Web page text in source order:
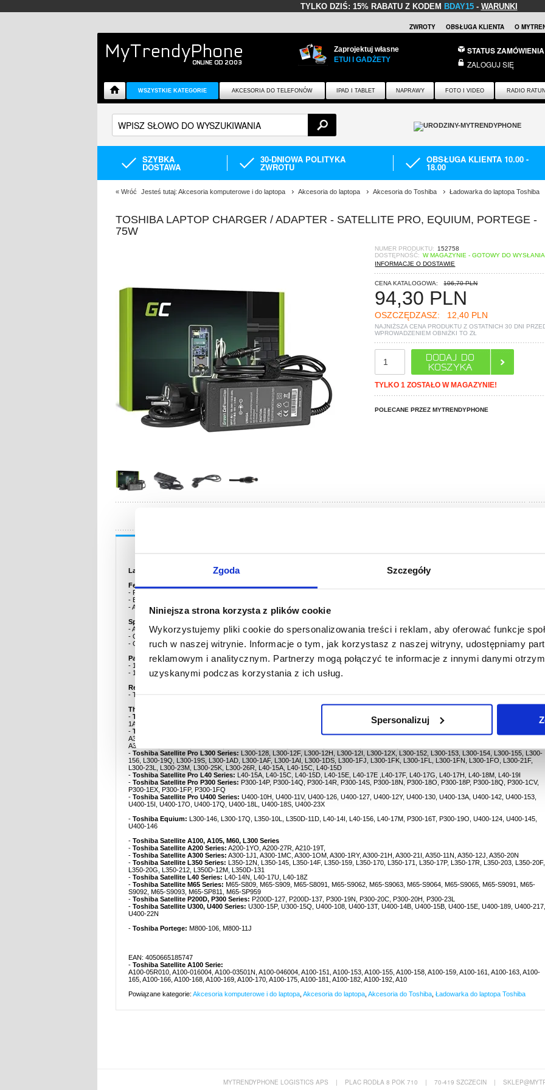
Zgoda Szczegóły
Niniejsza strona korzysta z plików cookie
Wykorzystujemy pliki cookie do spersonalizowania treści i reklam, aby oferować funkcje
ruch w naszej witrynie. Informacje o tym, jak korzystasz z naszej witryny, udostępniamy
reklamowym i analitycznym. Partnerzy mogą połączyć te informacje z innymi danymi
uzyskanymi podczas korzystania z ich usług.
Spersonalizuj
TYLKO DZIŚ: 15% RABATU Z KODEM BDAY15- WARUNKI
ZWROTY OBSŁUGA KLIENTA O
Zaprojektuj własne
ETUI I GADŻETY
STATUS ZAMÓWIENIA
ZALOGUJ SIĘ
WSZYSTKIE KATEGORIE AKCESORIA DO TELEFONÓW IPAD I TABLET NAPRAWY FOTO I VIDEO RADIO
SZYBKA
DOSTAWA
30-DNIOWA POLITYKA
ZWROTU
OBSŁUGA KLIENTA 10.00 -
18.00
« Wróć Jesteś tutaj: Akcesoria komputerowe i do laptopa Akcesoria do laptopa Akcesoria do Toshiba Ładowarka do laptopa Toshiba
TOSHIBA LAPTOP CHARGER / ADAPTER - SATELLITE PRO, EQUIUM, PORTEGE -
75W
NUMER PRODUKTU:
152758
DOSTĘPNOŚĆ: W MAGAZYNIE - GOTOWY DO WYSŁANIA
INFORMACJE O DOSTAWIE
CENA KATALOGOWA: 106,70 PLN
94,30 PLN
OSZCZĘDZASZ: 12,40 PLN
NAJNIŻSZA CENA PRODUKTU Z OSTATNICH 30 DNI
WPROWADZENIEM OBNIŻKI TOZŁ
TYLKO 1 ZOSTAŁO W MAGAZYNIE!
POLECANE PRZEZ MYTRENDYPHONE
Laptop Charger / Adapter for Toshiba Satellite Pro, Equium, Portege - 75W
Features:
- Power adapter for your Toshiba laptop
- Built-in surge protection to keep your devices safe
- Automatic switch to maintenance mode when the battery is fully charged
Specifications:
- AC Input: 100-240V AC
- Output: 75W, 19V
- Cable lenght: 110cm
Package includes:
- 1 x AC adapter / laptop charger
- 1 x Power cable
Replaces the following power supply types:
- Toshiba PA3468E-1AC3
This product is compatible with:
- Toshiba Satellite Pro A200 Series:
A200-1X1, A200-1X2, A200-1YK, A200SE-1X6, A200SE-1X8, A210-16V, A210-16W, A210-18M, A210-
1AZ, A210-1B1, A210-1B3, A210-1C7
- Toshiba Satellite Pro A300 Series:
A300-1EA, A300-1FZ, A300-1G0, A300-1LW, A300-1NG, A300-1NH, A300-1O9, A300-1OP, A300-1OQ, A300-1PW, A300-1RR, A300-1RS,
A300-1SX, A300-229, A300-22C, A300-22E, A300-249, A300D-131, A300D-132, A300D-13E, A300D-13S
- Toshiba Satellite Pro L300 Series: L300-128, L300-12F, L300-12H, L300-12I, L300-12X, L300-152, L300-153, L300-154, L300-155, L300-
156, L300-19Q, L300-19S, L300-1AD, L300-1AF, L300-1AI, L300-1DS, L300-1FJ, L300-1FK, L300-1FL, L300-1FN, L300-1FO, L300-21F,
L300-23L, L300-23M, L300-25K, L300-26R, L40-15A, L40-15C, L40-15D
- Toshiba Satellite Pro L40 Series: L40-15A, L40-15C, L40-15D, L40-15E, L40-17E ,L40-17F, L40-17G, L40-17H, L40-18M, L40-19I
- Toshiba Satellite Pro P300 Series: P300-14P, P300-14Q, P300-14R, P300-14S, P300-18N, P300-18O, P300-18P, P300-18Q, P300-1CV,
P300-1EX, P300-1FP, P300-1FQ
- Toshiba Satellite Pro U400 Series: U400-10H, U400-11V, U400-126, U400-127, U400-12Y, U400-130, U400-13A, U400-142, U400-153,
U400-15I, U400-17O, U400-17Q, U400-18L, U400-18S, U400-23X
- Toshiba Equium: L300-146, L300-17Q, L350-10L, L350D-11D, L40-14I, L40-156, L40-17M, P300-16T, P300-19O, U400-124, U400-145,
U400-146
- Toshiba Satellite A100, A105, M60, L300 Series
- Toshiba Satellite A200 Series: A200-1YO, A200-27R, A210-19T,
- Toshiba Satellite A300 Series: A300-1J1, A300-1MC, A300-1OM, A300-1RY, A300-21H, A300-21I, A350-11N, A350-12J, A350-20N
- Toshiba Satellite L350 Series: L350-12N, L350-145, L350-14F, L350-159, L350-170, L350-171, L350-17P, L350-17R, L350-203, L350-20F,
L350-20G, L350-212, L350D-12M, L350D-131
- Toshiba Satellite L40 Series: L40-14N, L40-17U, L40-18Z
- Toshiba Satellite M65 Series: M65-S809, M65-S909, M65-S8091, M65-S9062, M65-S9063, M65-S9064, M65-S9065, M65-S9091, M65-
S9092, M65-S9093, M65-SP811, M65-SP959
- Toshiba Satellite P200D, P300 Series: P200D-127, P200D-137, P300-19N, P300-20C, P300-20H, P300-23L
- Toshiba Satellite U300, U400 Series: U300-15P, U300-15Q, U400-108, U400-13T, U400-14B, U400-15B, U400-15E, U400-189, U400-217,
U400-22N
- Toshiba Portege: M800-106, M800-11J
EAN: 4050665185747
- Toshiba Satellite A100 Serie:
A100-05R010, A100-016004, A100-03501N, A100-046004, A100-151, A100-153, A100-155, A100-158, A100-159, A100-161, A100-163, A100-
165, A100-166, A100-168, A100-169, A100-170, A100-175, A100-181, A100-182, A100-192, A10
Powiązane kategorie: Akcesoria komputerowe i do laptopa Akcesoria do laptopa Akcesoria do Toshiba Ładowarka do laptopa Toshiba
MYTRENDYPHONE LOGISTICS APS | PLAC RODŁA 8 POK 710 | 70-419 SZCZECIN |